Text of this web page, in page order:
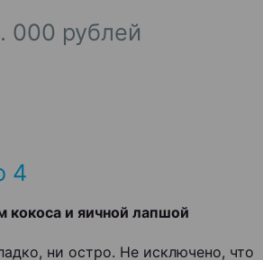
000 рублей
4
кокоса и яичной лапшой
ни остро. Не исключено, что